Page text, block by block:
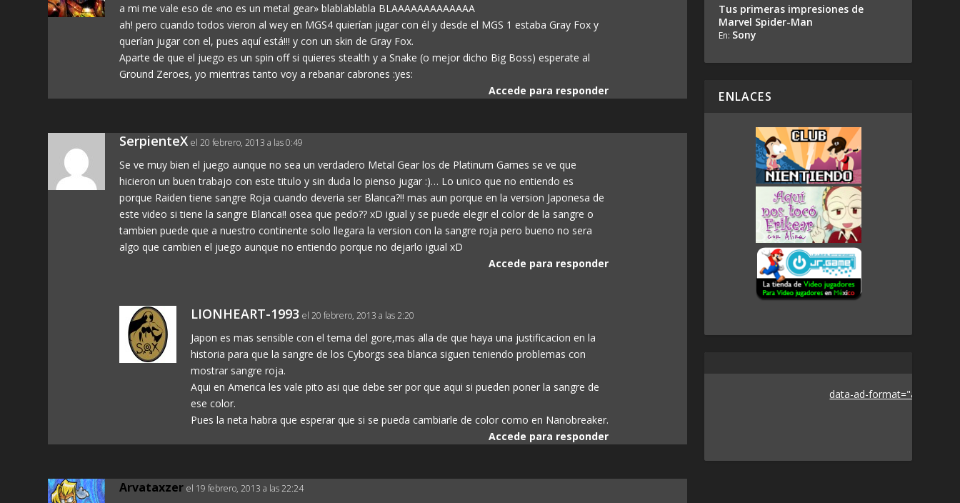
a mi me vale eso de «no es un metal gear» blablablabla BLAAAAAAAAAAAAA
ah! pero cuando todos vieron al wey en MGS4 quierían jugar con él y desde el MGS 1 estaba Gray Fox y
querían jugar con el, pues aquí está!!! y con un skin de Gray Fox.
Aparte de que el juego es un spin off si quieres stealth y a Snake (o mejor dicho Big Boss) esperate al
Ground Zeroes, yo mientras tanto voy a rebanar cabrones :yes:
Accede para responder
SerpienteX el 20 febrero, 2013 a las 0:49
Se ve muy bien el juego aunque no sea un verdadero Metal Gear los de Platinum Games se ve que
hicieron un buen trabajo con este titulo y sin duda lo pienso jugar :)… Lo unico que no entiendo es
porque Raiden tiene sangre Roja cuando deveria ser Blanca?!! mas aun porque en la version Japonesa de
este video si tiene la sangre Blanca!! osea que pedo?? xD igual y se puede elegir el color de la sangre o
tambien puede que a nuestro continente solo llegara la version con la sangre roja pero bueno no sera
algo que cambien el juego aunque no entiendo porque no dejarlo igual xD
Accede para responder
LIONHEART-1993 el 20 febrero, 2013 a las 2:20
Japon es mas sensible con el tema del gore,mas alla de que haya una justificacion en la
historia para que la sangre de los Cyborgs sea blanca siguen teniendo problemas con
mostrar sangre roja.
Aqui en America les vale pito asi que debe ser por que aqui si pueden poner la sangre de
ese color.
Pues la neta habra que esperar que si se pueda cambiarle de color como en Nanobreaker.
Accede para responder
Arvataxzer el 19 febrero, 2013 a las 22:24
Tus primeras impresiones de
Marvel Spider-Man
En: Sony
ENLACES
data-ad-format="auto">